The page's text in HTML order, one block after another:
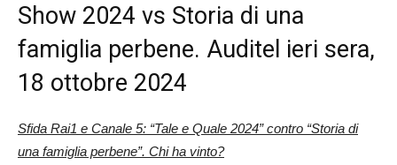
Show 2024 vs Storia di una
famiglia perbene. Auditel ieri sera,
18 ottobre 2024
Sfida Rai1 e Canale 5: “Tale e Quale 2024” contro “Storia di
una famiglia perbene”. Chi ha vinto?